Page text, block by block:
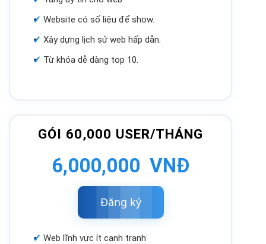
Website có số liệu để show.
Xây dựng lịch sử web hấp dẫn.
Từ khóa dễ dàng top 10.
GÓI 60,000 USER/THÁNG
6,000,000 VNĐ
Đăng ký
Web lĩnh vực ít cạnh tranh